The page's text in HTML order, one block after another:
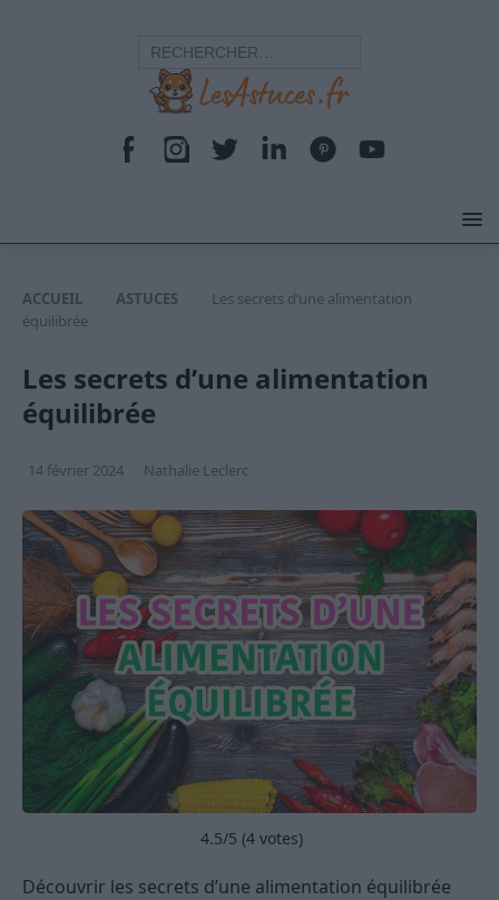
ACCUEIL ASTUCES
Les secrets d’une alimentation
équilibrée
Les secrets d’une alimentation
équilibrée
14 février 2024 Nathalie Leclerc
4.5/5 (4 votes)
Découvrir les secrets d’une alimentation équilibrée